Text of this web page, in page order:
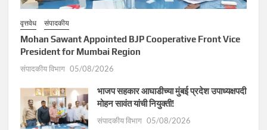
वृत्तवेध संपादकीय
Mohan Sawant Appointed BJP Cooperative Front Vice
President for Mumbai Region
संपादकीय विभाग 05/08/2026
भाजप सहकार आघाडीच्या मुंबई प्रदेश उपाध्यक्षपदी
मोहन सावंत यांची नियुक्ती!
संपादकीय विभाग 05/08/2026